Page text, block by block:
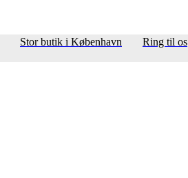
Stor butik i København
Ring til os